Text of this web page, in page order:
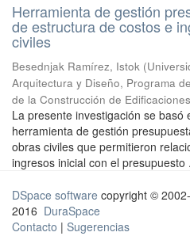
Herramienta de gestión
de estructura de costos e
civiles
Besednjak Ramírez, Istok (
Arquitectura y Diseño, Programa
de la Construcción de Edificaciones
La presente investigación se basó
herramienta de gestión
obras civiles que permitieron
ingresos inicial con el presupuesto
DSpace software copyright © 2002-
2016 DuraSpace
Contacto | Sugerencias